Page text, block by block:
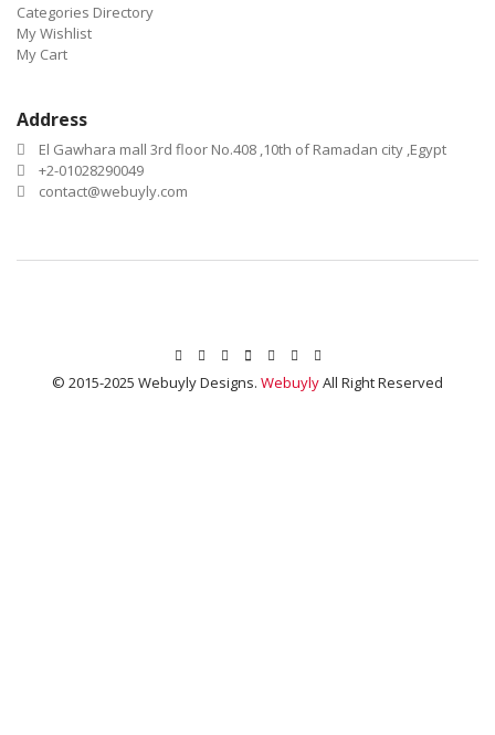
Categories Directory
My Wishlist
My Cart
Address
El Gawhara mall 3rd floor No.408 ,10th of Ramadan city ,Egypt
+2-01028290049
contact@webuyly.com
© 2015-2025 Webuyly Designs. WebuylyAll Right Reserved